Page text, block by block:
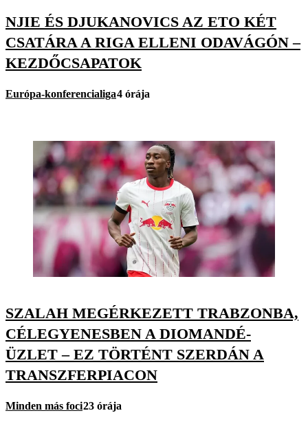
NJIE ÉS DJUKANOVICS AZ ETO KÉT
CSATÁRA A RIGA ELLENI ODAVÁGÓN –
KEZDŐCSAPATOK
Európa-konferencialiga4 órája
SZALAH MEGÉRKEZETT TRABZONBA,
CÉLEGYENESBEN A DIOMANDÉ-
ÜZLET – EZ TÖRTÉNT SZERDÁN A
TRANSZFERPIACON
Minden más foci23 órája